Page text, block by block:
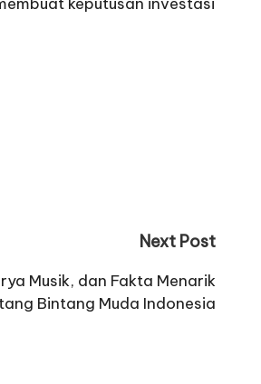
Next Post
Musik, dan Fakta Menarik
Bintang Muda Indonesia